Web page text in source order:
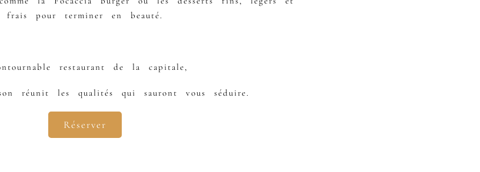
frais pour terminer en beauté.
restaurant de la capitale,
réunit les qualités qui sauront vous séduire.
Réserver